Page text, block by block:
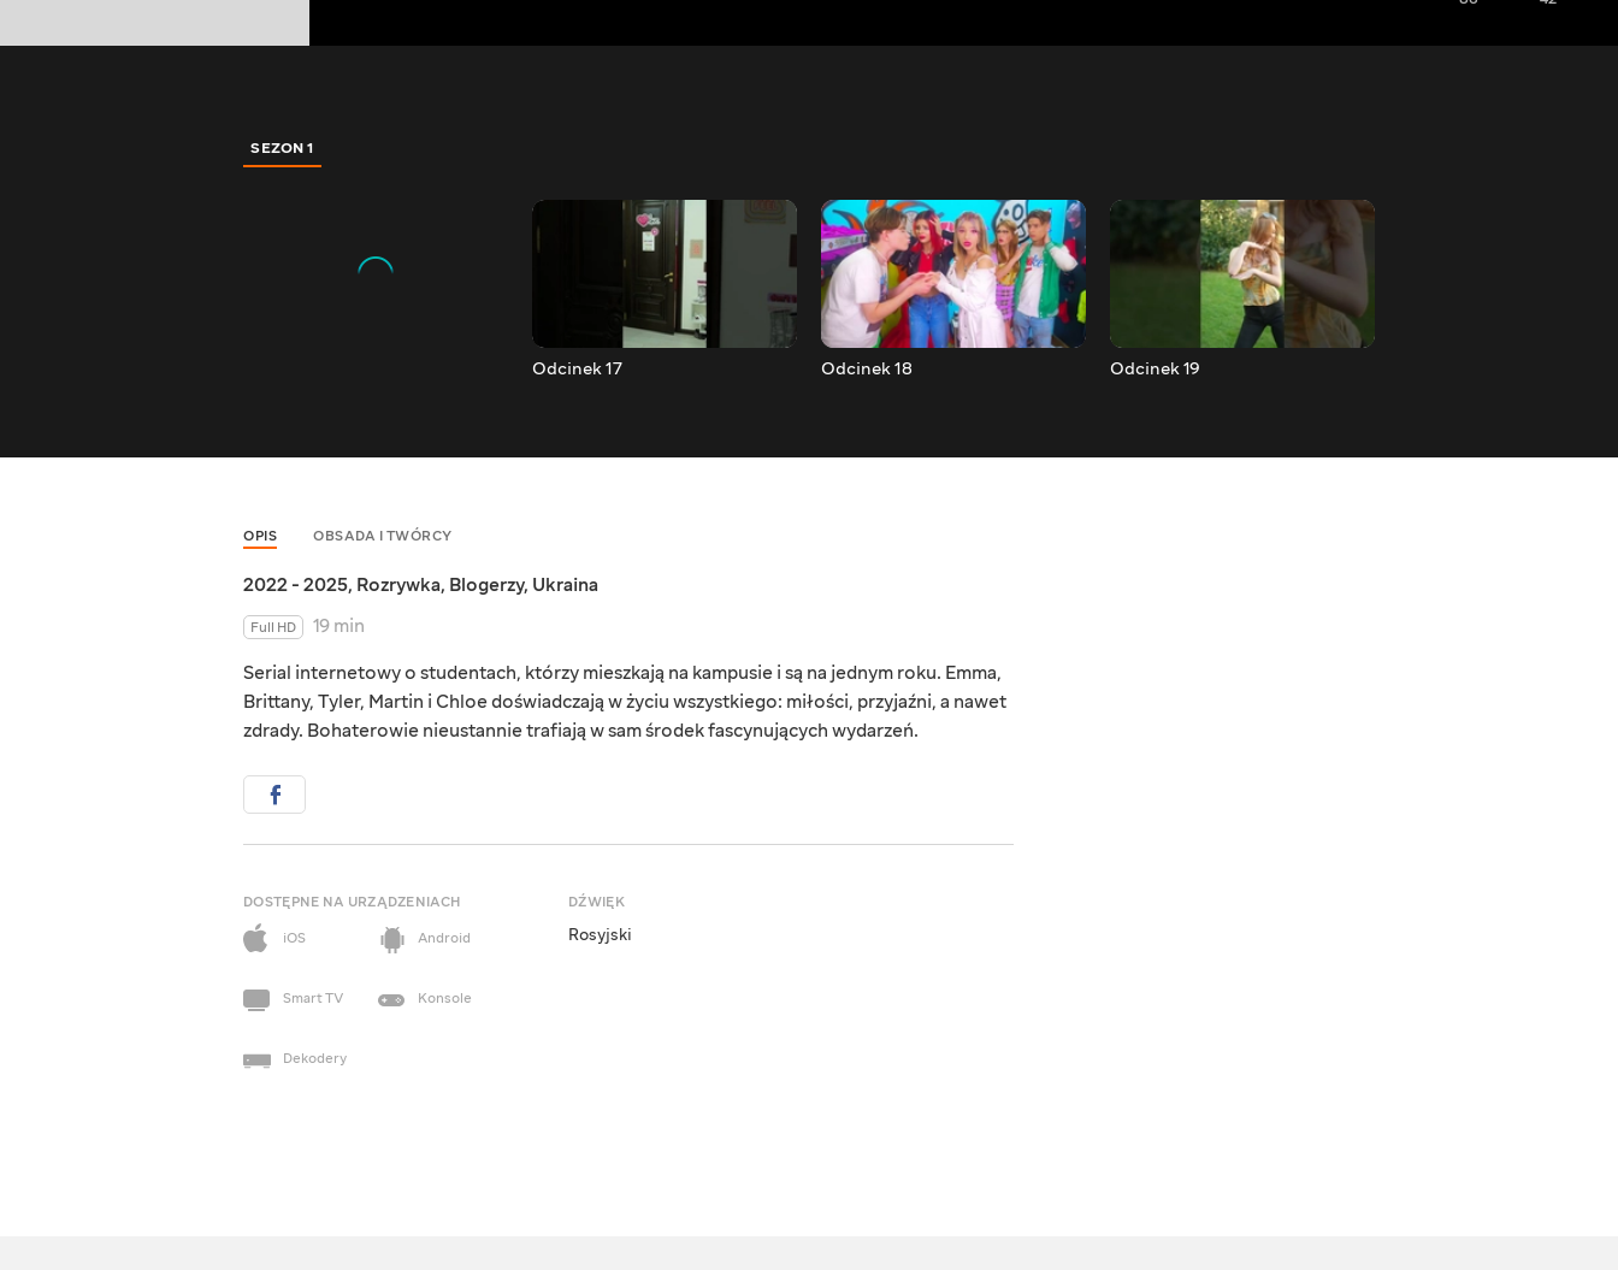
SEZON 1
Odcinek 17 Odcinek 18 Odcinek 19
OPIS OBSADA I TWÓRCY
2022 - 2025, Rozrywka, Blogerzy, Ukraina
Full HD
19 min
Serial internetowy o studentach, którzy mieszkają na kampusie i są na jednym roku. Emma,
Brittany, Tyler, Martin i Chloe doświadczają w życiu wszystkiego: miłości, przyjaźni, a nawet
zdrady. Bohaterowie nieustannie trafiają w sam środek fascynujących wydarzeń.
DOSTĘPNE NA URZĄDZENIACH
iOS
Android
Smart TV Konsole
Dekodery
DŹWIĘK
Rosyjski